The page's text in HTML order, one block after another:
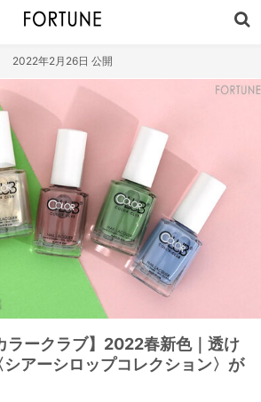
2022年2月26日 公開
ラークラブ】2022春新色｜透け
アーシロップコレクション〉が